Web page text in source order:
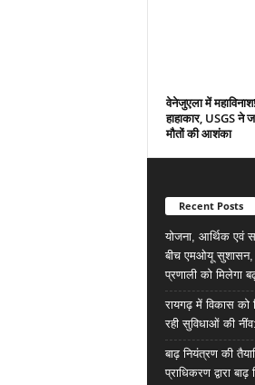
वेनेजुएला में
हाहाकार, USGS ने
मौतों की आशंका
Recent Posts
योजना, आर्थिक एवं
बीच एमओयू सुशासन,
प्रणाली को मिलेगा
रायगढ़ में विकास को
रही सुविधाओं की
बाढ़ नियंत्रण की
प्राधिकरण द्वारा